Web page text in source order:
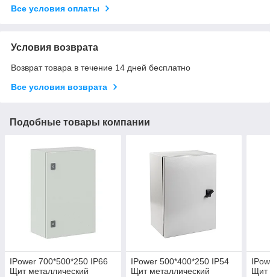
Все условия оплаты
Условия возврата
Возврат товара в течение 14 дней бесплатно
Все условия возврата
Подобные товары компании
IPower 700*500*250 IP66
Щит металлический
IPower 500*400*250 IP54
Щит металлический
Щит